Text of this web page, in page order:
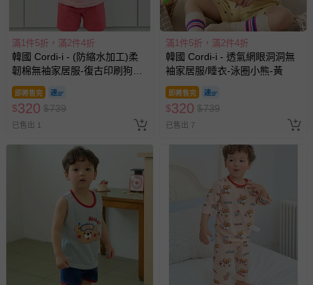
滿1件5折，滿2件4折
韓國 Cordi-i - (防縮水加工)柔
韌棉無袖家居服-復古印刷狗狗-
粉X紅
即將售完
$320 $739
已售出 1
滿1件5折，滿2件4折
韓國 Cordi-i - 透氣網眼洞洞無
袖家居服/睡衣-泳圈小熊-黃
即將售完
$320 $739
已售出 7